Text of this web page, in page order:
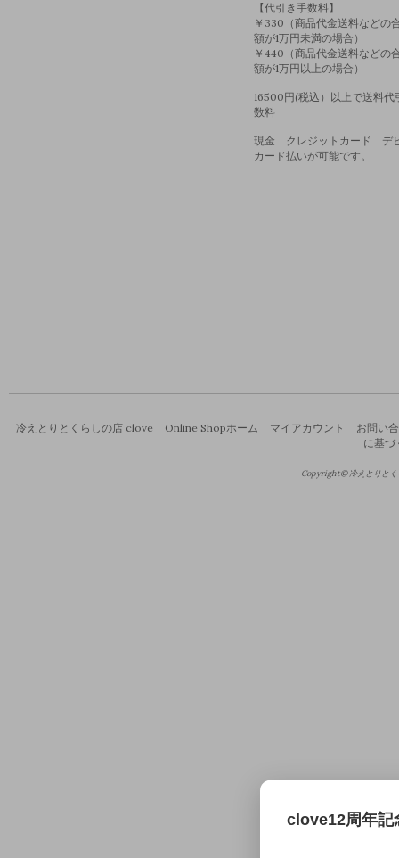
【代引き手数料】
￥330（商品代金送料などの
額が1万円未満の場合）
￥440（商品代金送料などの
額が1万円以上の場合）
16500円(税込）以上で送料代
数料
現金 クレジットカード デ
カード払いが可能です。
冷えとりとくらしの店 clove Online Shopホーム マイアカウント
お問い
に基づ
Copyright© 冷えとりと
clove12周年記